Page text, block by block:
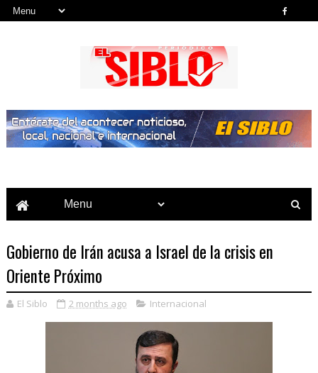
Gobierno de Irán acusa a Israel de la crisis en
Oriente Próximo
El Siblo 2 months ago Internacional